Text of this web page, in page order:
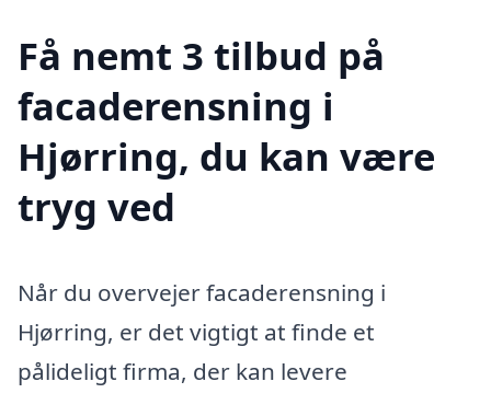
Få nemt 3 tilbud på
facaderensning i
Hjørring, du kan være
tryg ved
Når du overvejer facaderensning i
Hjørring, er det vigtigt at finde et
pålideligt firma, der kan levere